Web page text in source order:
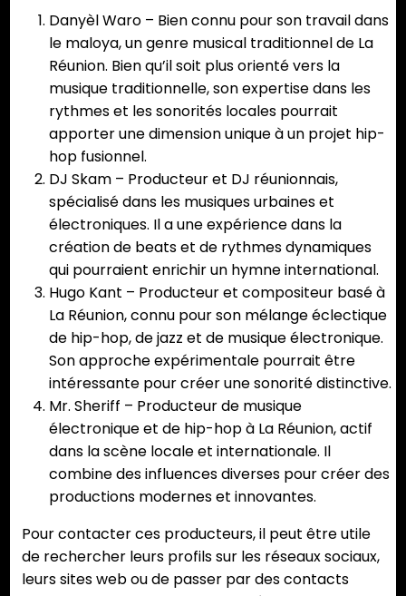
Danyèl Waro – Bien connu pour son travail dans
le maloya, un genre musical traditionnel de La
Réunion. Bien qu’il soit plus orienté vers la
musique traditionnelle, son expertise dans les
rythmes et les sonorités locales pourrait
apporter une dimension unique à un projet hip-
hop fusionnel.
DJ Skam – Producteur et DJ réunionnais,
spécialisé dans les musiques urbaines et
électroniques. Il a une expérience dans la
création de beats et de rythmes dynamiques
qui pourraient enrichir un hymne international.
Hugo Kant – Producteur et compositeur basé à
La Réunion, connu pour son mélange éclectique
de hip-hop, de jazz et de musique électronique.
Son approche expérimentale pourrait être
intéressante pour créer une sonorité distinctive.
Mr. Sheriff – Producteur de musique
électronique et de hip-hop à La Réunion, actif
dans la scène locale et internationale. Il
combine des influences diverses pour créer des
productions modernes et innovantes.
Pour contacter ces producteurs, il peut être utile
de rechercher leurs profils sur les réseaux sociaux,
leurs sites web ou de passer par des contacts